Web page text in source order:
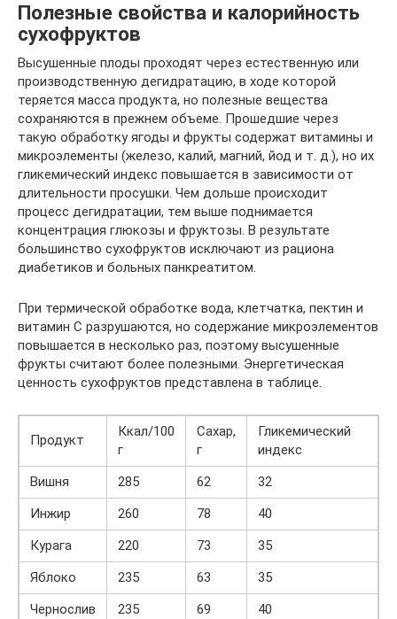
Полезные свойства и калорийность
сухофруктов
Высушенные плоды проходят через естественную или
производственную дегидратацию, в ходе которой
теряется масса продукта, но полезные вещества
сохраняются в прежнем объеме. Прошедшие через
такую обработку ягоды и фрукты содержат витамины и
микроэлементы (железо, калий, магний, йод и т. д.), но их
гликемический индекс повышается в зависимости от
длительности просушки. Чем дольше происходит
процесс дегидратации, тем выше поднимается
концентрация глюкозы и фруктозы. В результате
большинство сухофруктов исключают из рациона
диабетиков и больных панкреатитом.
При термической обработке вода, клетчатка, пектин и
витамин C разрушаются, но содержание микроэлементов
повышается в несколько раз, поэтому высушенные
фрукты считают более полезными. Энергетическая
ценность сухофруктов представлена в таблице.
Продукт
Ккал/100
г
Сахар,
г
Гликемический
индекс
Вишня
285 62
32
Инжир
260 78
40
Курага
220 73
35
Яблоко
235 63
35
Чернослив
235 69
40